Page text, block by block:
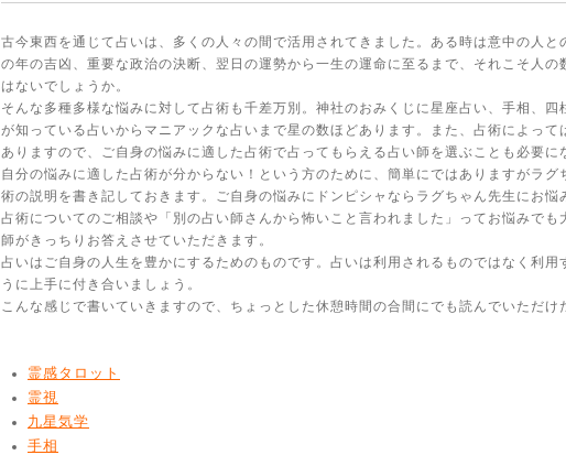
古今東西を通じて占いは、多くの人々の間で活用されてきました。ある時は意中の人と
の年の吉凶、重要な政治の決断、翌日の運勢から一生の運命に至るまで、それこそ人の
はないでしょうか。
そんな多種多様な悩みに対して占術も千差万別。神社のおみくじに星座占い、手相、四
が知っている占いからマニアックな占いまで星の数ほどあります。また、占術によって
ありますので、ご自身の悩みに適した占術で占ってもらえる占い師を選ぶことも必要に
自分の悩みに適した占術が分からない！という方のために、簡単にではありますがラグ
術の説明を書き記しておきます。ご自身の悩みにドンピシャならラグちゃん先生にお悩
占術についてのご相談や「別の占い師さんから怖いこと言われました」ってお悩みでも
師がきっちりお答えさせていただきます。
占いはご自身の人生を豊かにするためのものです。占いは利用されるものではなく利用
うに上手に付き合いましょう。
こんな感じで書いていきますので、ちょっとした休憩時間の合間にでも読んでいただけ
霊感タロット
霊視
九星気学
手相